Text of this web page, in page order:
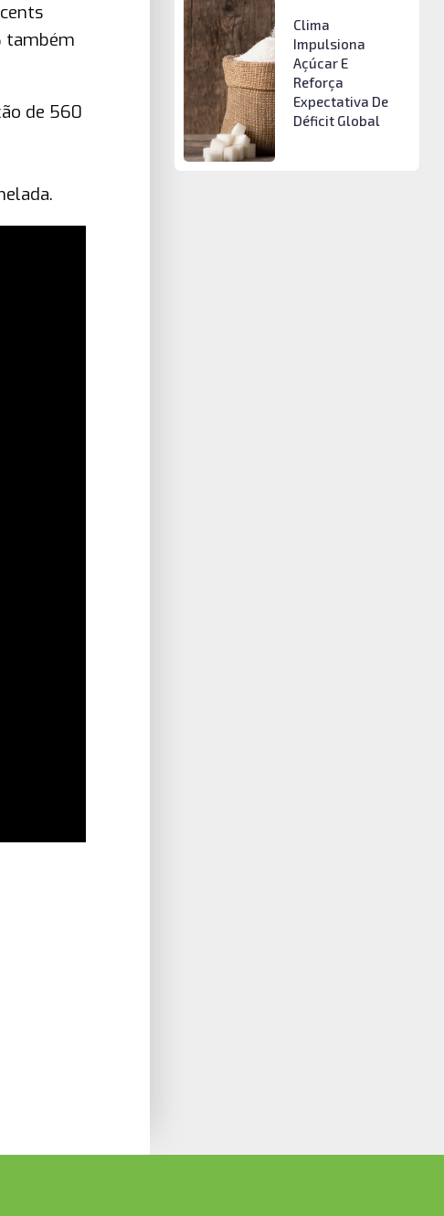
também
de 560
Clima
Impulsiona
Açúcar E
Reforça
Expectativa De
Déficit Global